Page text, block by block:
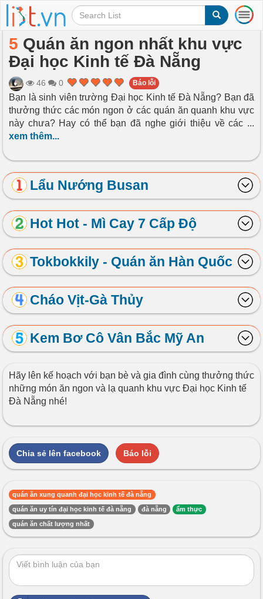
T
o
g
i
g
i
o
n
5 Quán ăn ngon nhất khu vực
Đại học Kinh tế Đà Nẵng
46 0 Báo lỗi
Bạn là sinh viên trường Đại học Kinh tế Đà Nẵng? Bạn đã
thưởng thức các món ngon ở các quán ăn quanh khu vực
này chưa? Hay có thể bạn đã nghe giới thiệu về các ...
xem thêm...
Lẩu Nướng Busan
Hot Hot - Mì Cay 7 Cấp Độ
Tokbokkily - Quán ăn Hàn Quốc
Cháo Vịt-Gà Thủy
Kem Bơ Cô Vân Bắc Mỹ An
Hãy lên kế hoạch với bạn bè và gia đình cùng thưởng thức
những món ăn ngon và lạ quanh khu vực Đại học Kinh tế
Đà Nẵng nhé!
Chia sẻ lên facebook Báo lỗi
quán ăn xung quanh đại học kinh tế đà nẵng
quán ăn uy tín đại học kinh tế đà nẵng đà nẵng ẩm thực
quán ăn chất lượng nhất